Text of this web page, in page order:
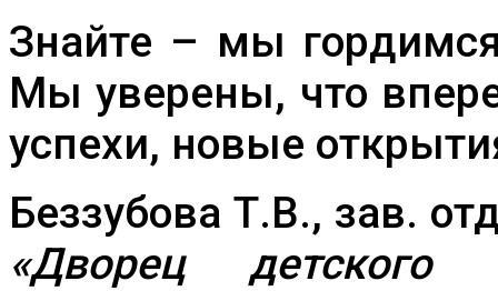
Знайте – мы
Мы уверены, что
успехи, новые
Беззубова Т.В., зав.
«Дворец детского